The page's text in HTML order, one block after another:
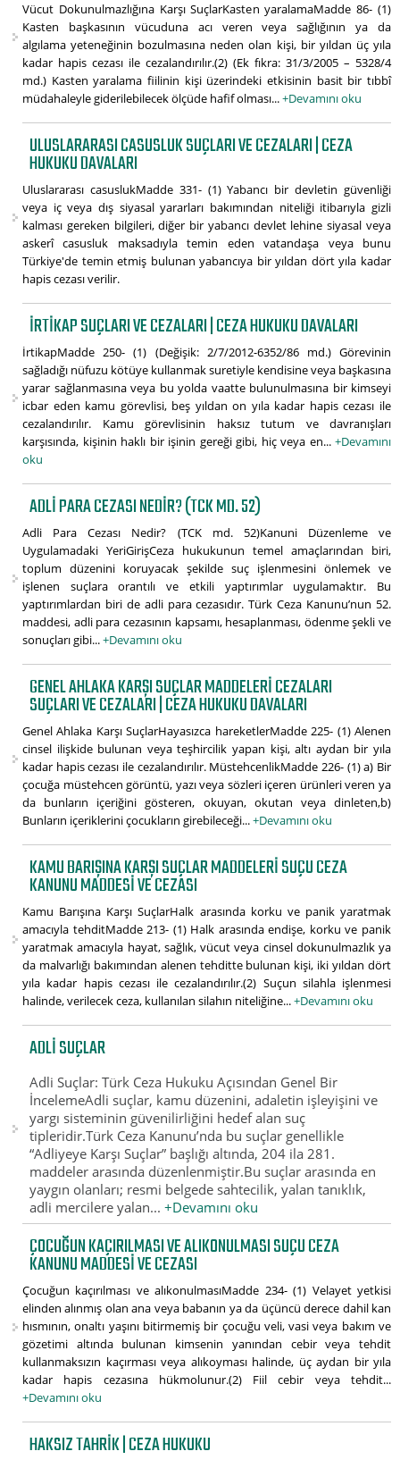
Vücut Dokunulmazlığına Karşı SuçlarKasten yaralamaMadde 86- (1)
Kasten başkasının vücuduna acı veren veya sağlığının ya da
algılama yeteneğinin bozulmasına neden olan kişi, bir yıldan üç yıla
kadar hapis cezası ile cezalandırılır.(2) (Ek fıkra: 31/3/2005 – 5328/4
md.) Kasten yaralama fiilinin kişi üzerindeki etkisinin basit bir tıbbî
müdahaleyle giderilebilecek ölçüde hafif olması...+Devamını oku
ULUSLARARASI CASUSLUK SUÇLARI VE CEZALARI | CEZA
HUKUKU DAVALARI
Uluslararası casuslukMadde 331- (1) Yabancı bir devletin güvenliği
veya iç veya dış siyasal yararları bakımından niteliği itibarıyla gizli
kalması gereken bilgileri, diğer bir yabancı devlet lehine siyasal veya
askerî casusluk maksadıyla temin eden vatandaşa veya bunu
Türkiye'de temin etmiş bulunan yabancıya bir yıldan dört yıla kadar
hapis cezası verilir.
İRTIKAP SUÇLARI VE CEZALARI | CEZA HUKUKU DAVALARI
İrtikapMadde 250- (1) (Değişik: 2/7/2012-6352/86 md.) Görevinin
sağladığı nüfuzu kötüye kullanmak suretiyle kendisine veya başkasına
yarar sağlanmasına veya bu yolda vaatte bulunulmasına bir kimseyi
icbar eden kamu görevlisi, beş yıldan on yıla kadar hapis cezası ile
cezalandırılır. Kamu görevlisinin haksız tutum ve davranışları
karşısında, kişinin haklı bir işinin gereği gibi, hiç veya en... +Devamını
oku
ADLI PARA CEZASI NEDIR? (TCK MD. 52)
Adli Para Cezası Nedir? (TCK md. 52)Kanuni Düzenleme ve
Uygulamadaki YeriGirişCeza hukukunun temel amaçlarından biri,
toplum düzenini koruyacak şekilde suç işlenmesini önlemek ve
işlenen suçlara orantılı ve etkili yaptırımlar uygulamaktır. Bu
yaptırımlardan biri de adli para cezasıdır. Türk Ceza Kanunu’nun 52.
maddesi, adli para cezasının kapsamı, hesaplanması, ödenme şekli ve
sonuçları gibi...+Devamını oku
GENEL AHLAKA KARŞI SUÇLAR MADDELERI CEZALARI
SUÇLARI VE CEZALARI | CEZA HUKUKU DAVALARI
Genel Ahlaka Karşı SuçlarHayasızca hareketlerMadde 225- (1) Alenen
cinsel ilişkide bulunan veya teşhircilik yapan kişi, altı aydan bir yıla
kadar hapis cezası ile cezalandırılır. MüstehcenlikMadde 226- (1) a) Bir
çocuğa müstehcen görüntü, yazı veya sözleri içeren ürünleri veren ya
da bunların içeriğini gösteren, okuyan, okutan veya dinleten,b)
Bunların içeriklerini çocukların girebileceği...+Devamını oku
KAMU BARIŞINA KARŞI SUÇLAR MADDELERI SUÇU CEZA
KANUNU MADDESI VE CEZASI
Kamu Barışına Karşı SuçlarHalk arasında korku ve panik yaratmak
amacıyla tehditMadde 213- (1) Halk arasında endişe, korku ve panik
yaratmak amacıyla hayat, sağlık, vücut veya cinsel dokunulmazlık ya
da malvarlığı bakımından alenen tehditte bulunan kişi, iki yıldan dört
yıla kadar hapis cezası ile cezalandırılır.(2) Suçun silahla işlenmesi
halinde, verilecek ceza, kullanılan silahın niteliğine...+Devamını oku
ADLI SUÇLAR
Adli Suçlar: Türk Ceza Hukuku Açısından Genel Bir
İncelemeAdli suçlar, kamu düzenini, adaletin işleyişini ve
yargı sisteminin güvenilirliğini hedef alan suç
tipleridir.Türk Ceza Kanunu’nda bu suçlar genellikle
“Adliyeye Karşı Suçlar” başlığı altında, 204 ila 281.
maddeler arasında düzenlenmiştir.Bu suçlar arasında en
yaygın olanları; resmi belgede sahtecilik, yalan tanıklık,
adli mercilere yalan...+Devamını oku
ÇOCUĞUN KAÇIRILMASI VE ALIKONULMASI SUÇU CEZA
KANUNU MADDESI VE CEZASI
Çocuğun kaçırılması ve alıkonulmasıMadde 234- (1) Velayet yetkisi
elinden alınmış olan ana veya babanın ya da üçüncü derece dahil kan
hısmının, onaltı yaşını bitirmemiş bir çocuğu veli, vasi veya bakım ve
gözetimi altında bulunan kimsenin yanından cebir veya tehdit
kullanmaksızın kaçırması veya alıkoyması halinde, üç aydan bir yıla
kadar hapis cezasına hükmolunur.(2) Fiil cebir veya tehdit...
+Devamını oku
HAKSIZ TAHRIK | CEZA HUKUKU